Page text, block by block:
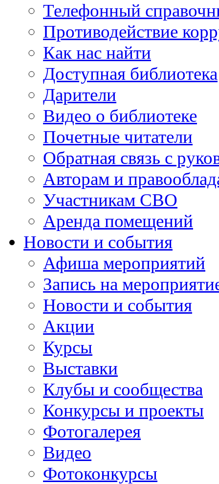
Телефонный
Противодействие
Как нас найти
Доступная библиотека
Дарители
Видео о библиотеке
Почетные читатели
Обратная связь с
Авторам и
Участникам СВО
Аренда помещений
Новости и события
Афиша мероприятий
Запись на
Новости и события
Акции
Курсы
Выставки
Клубы и сообщества
Конкурсы и проекты
Фотогалерея
Видео
Фотоконкурсы